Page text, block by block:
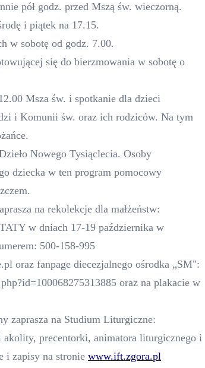
pół godz. przed Mszą św. wieczorną.
i piątek na 17.15.
w sobotę od godz. 7.00.
się do bierzmowania w sobotę o
Msza św. i spotkanie dla dzieci
i Komunii św. oraz ich rodziców. Na tym
Nowego Tysiąclecia. Osoby
dziecka w ten program pomocowy
na rekolekcje dla małżeństw:
w dniach 17-19 października w
500-158-995
oraz fanpage diecezjalnego ośrodka „SM":
oraz na plakacie w
zaprasza na Studium Liturgiczne:
akolity, precentorki, animatora liturgicznego i
i zapisy na stronie www.ift.zgora.pl